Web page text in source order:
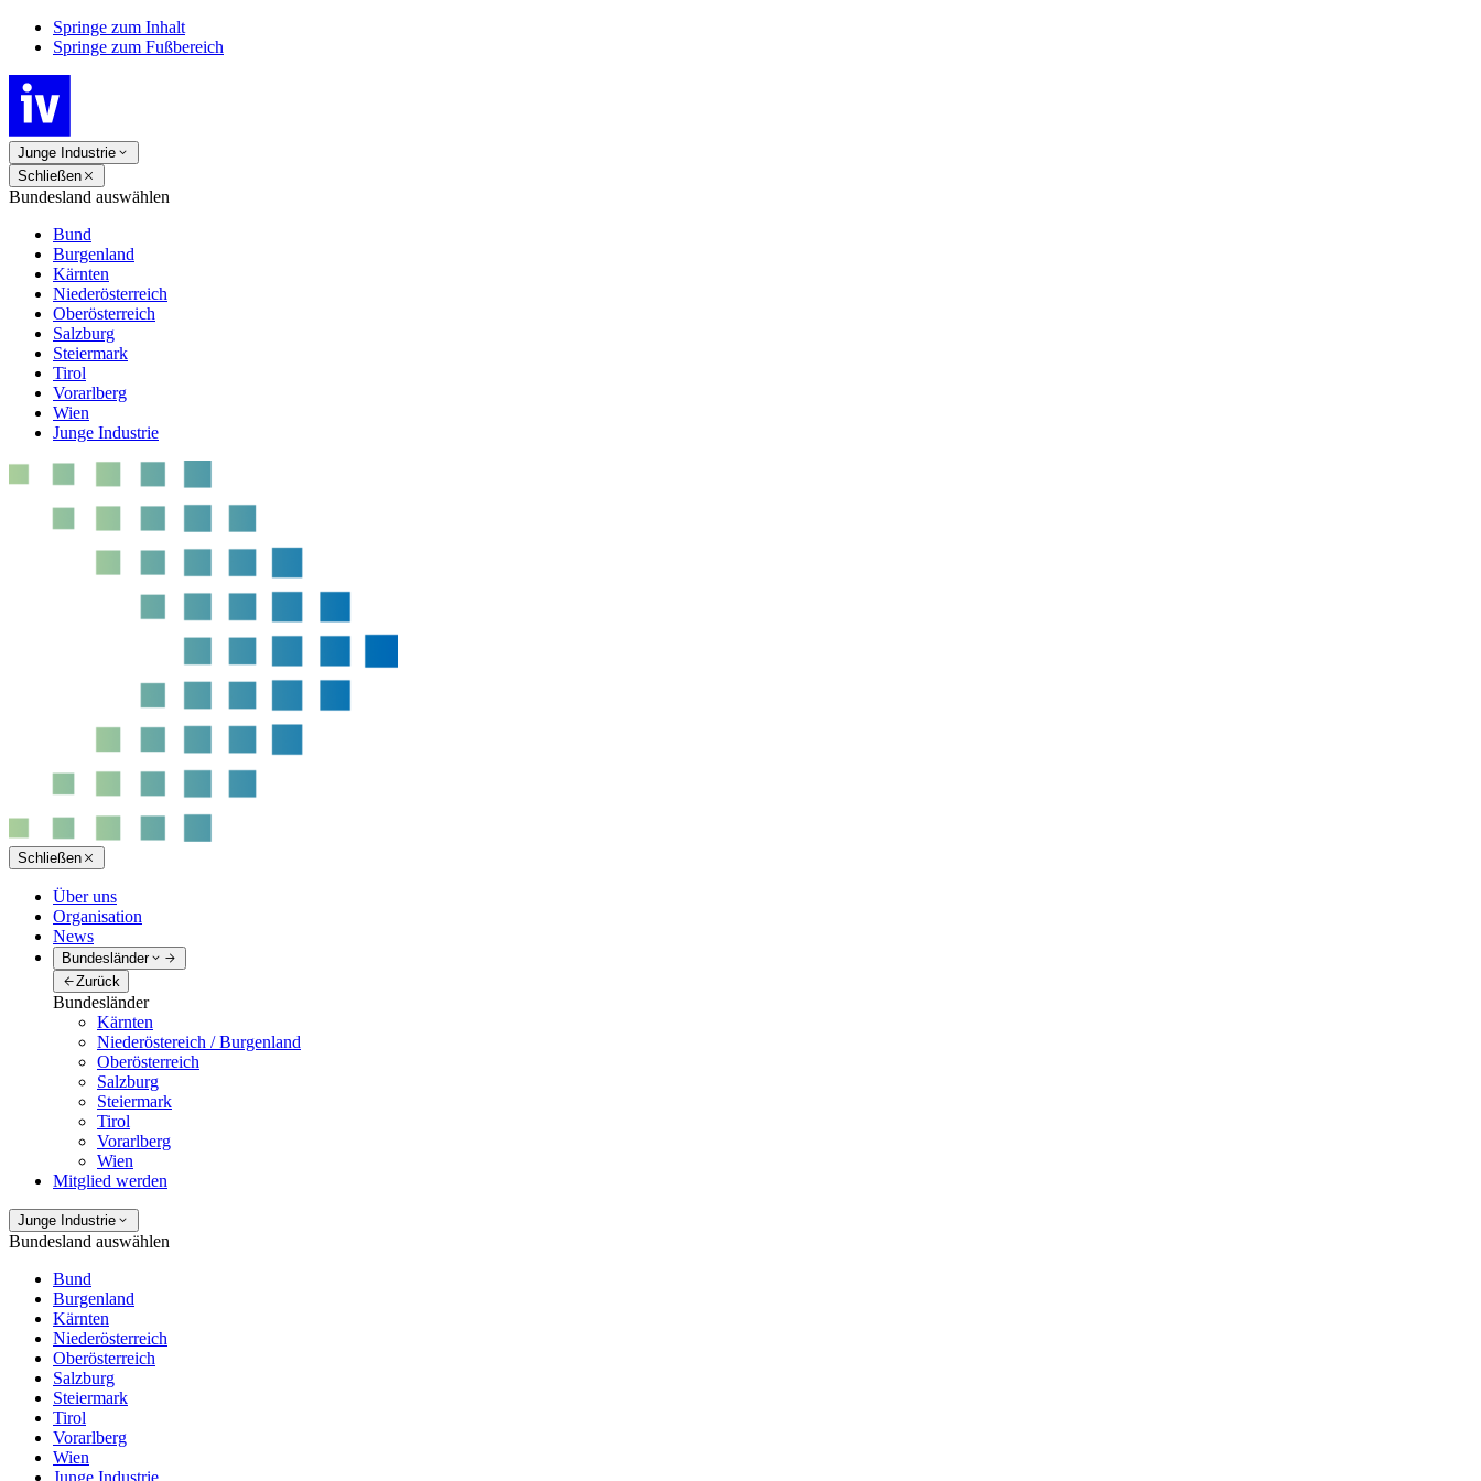
Springe zum Inhalt
Springe zum Fußbereich
Junge Industrie
Schließen
Bundesland auswählen
Bund
Burgenland
Kärnten
Niederösterreich
Oberösterreich
Salzburg
Steiermark
Tirol
Vorarlberg
Wien
Junge Industrie
Schließen
Über uns
Organisation
News
Bundesländer
Zurück
Bundesländer
Kärnten
Niederöstereich / Burgenland
Oberösterreich
Salzburg
Steiermark
Tirol
Vorarlberg
Wien
Mitglied werden
Junge Industrie
Bundesland auswählen
Bund
Burgenland
Kärnten
Niederösterreich
Oberösterreich
Salzburg
Steiermark
Tirol
Vorarlberg
Wien
Junge Industrie